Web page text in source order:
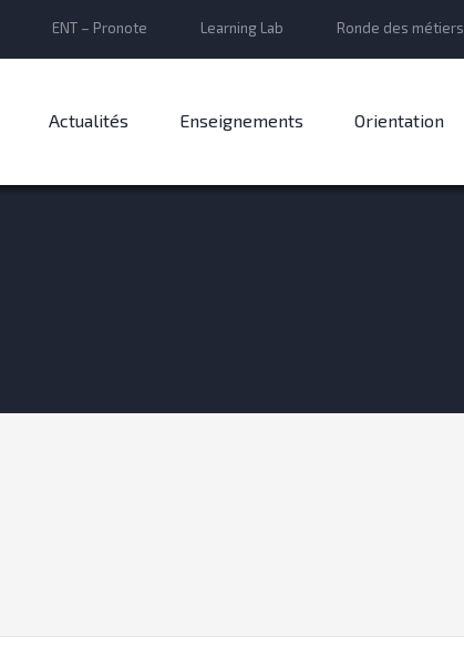
ENT – Pronote Learning Lab Ronde des métiers
Actualités Enseignements Orientation